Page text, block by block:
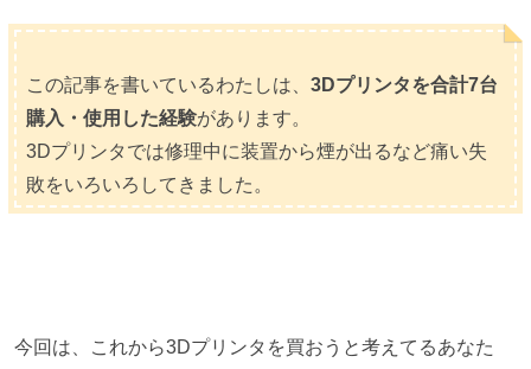
この記事を書いているわたしは、 3Dプリンタを合計7台
購入・使用した経験があります。
3Dプリンタでは修理中に装置から煙が出るなど痛い失
敗をいろいろしてきました。
今回は、これから3Dプリンタを買おうと考えてるあなた